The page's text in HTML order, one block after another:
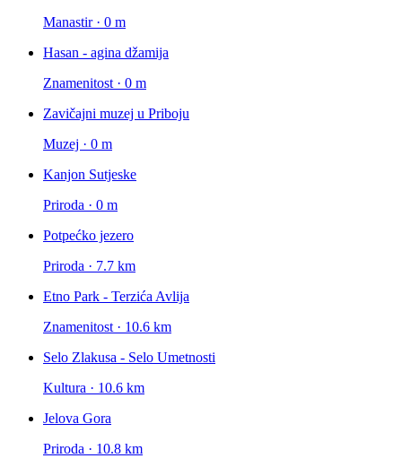
Manastir · 0 m
Hasan - agina džamija
Znamenitost · 0 m
Zavičajni muzej u Priboju
Muzej · 0 m
Kanjon Sutjeske
Priroda · 0 m
Potpećko jezero
Priroda · 7.7 km
Etno Park - Terzića Avlija
Znamenitost · 10.6 km
Selo Zlakusa - Selo Umetnosti
Kultura · 10.6 km
Jelova Gora
Priroda · 10.8 km